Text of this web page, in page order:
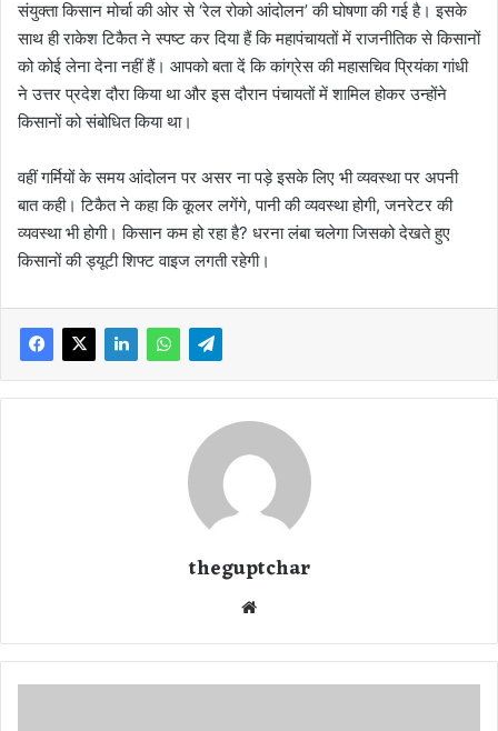
संयुक्ता किसान मोर्चा की ओर से ‘रेल रोको आंदोलन’ की घोषणा की गई है। इसके
साथ ही राकेश टिकैत ने स्पष्ट कर दिया हैं कि महापंचायतों में राजनीतिक से किसानों
को कोई लेना देना नहीं हैं। आपको बता दें कि कांग्रेस की महासचिव प्रियंका गांधी
ने उत्तर प्रदेश दौरा किया था और इस दौरान पंचायतों में शामिल होकर उन्होंने
किसानों को संबोधित किया था।
वहीं गर्मियों के समय आंदोलन पर असर ना पड़े इसके लिए भी व्यवस्था पर अपनी
बात कही। टिकैत ने कहा कि कूलर लगेंगे, पानी की व्यवस्था होगी, जनरेटर की
व्यवस्था भी होगी। किसान कम हो रहा है? धरना लंबा चलेगा जिसको देखते हुए
किसानों की ड्यूटी शिफ्ट वाइज लगती रहेगी।
theguptchar
te